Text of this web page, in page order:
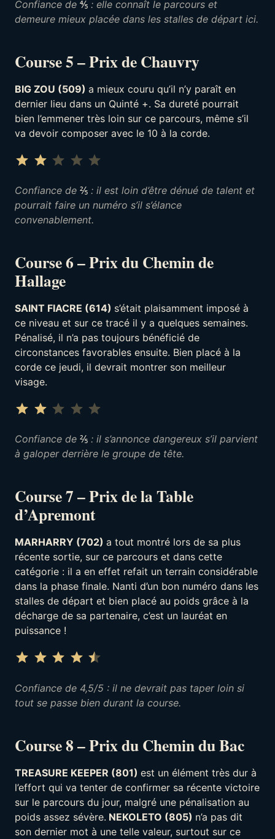
Confiance de ⅘ : elle connaît le parcours et
demeure mieux placée dans les stalles de départ ici.
Course 5 – Prix de Chauvry
BIG ZOU (509) a mieux couru qu’il n’y paraît en
dernier lieu dans un Quinté +. Sa dureté pourrait
bien l’emmener très loin sur ce parcours, même s’il
va devoir composer avec le 10 à la corde.
⭐⭐
Confiance de ⅖ : il est loin d’être dénué de talent et
pourrait faire un numéro s’il s’élance
convenablement.
Course 6 – Prix du Chemin de
Hallage
SAINT FIACRE (614) s’était plaisamment imposé à
ce niveau et sur ce tracé il y a quelques semaines.
Pénalisé, il n’a pas toujours bénéficié de
circonstances favorables ensuite. Bien placé à la
corde ce jeudi, il devrait montrer son meilleur
visage.
⭐⭐
Confiance de ⅖ : il s’annonce dangereux s’il parvient
à galoper derrière le groupe de tête.
Course 7 – Prix de la Table
d’Apremont
MARHARRY (702) a tout montré lors de sa plus
récente sortie, sur ce parcours et dans cette
catégorie : il a en effet refait un terrain considérable
dans la phase finale. Nanti d’un bon numéro dans les
stalles de départ et bien placé au poids grâce à la
décharge de sa partenaire, c’est un lauréat en
puissance !
⭐⭐ ⭐⭐ ⭐
Confiance de 4,5/5 : il ne devrait pas taper loin si
tout se passe bien durant la course.
Course 8 – Prix du Chemin du Bac
TREASURE KEEPER (801) est un élément très dur à
l’effort qui va tenter de confirmer sa récente victoire
sur le parcours du jour, malgré une pénalisation au
poids assez sévère. NEKOLETO (805) n’a pas dit
son dernier mot à une telle valeur, surtout sur ce